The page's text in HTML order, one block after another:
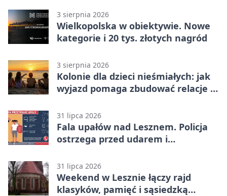
3 sierpnia 2026
Wielkopolska w obiektywie. Nowe
kategorie i 20 tys. złotych nagród
3 sierpnia 2026
Kolonie dla dzieci nieśmiałych: jak
wyjazd pomaga zbudować relacje z
31 lipca 2026
Fala upałów nad Lesznem. Policja
ostrzega przed udarem i
31 lipca 2026
Weekend w Lesznie łączy rajd
klasyków, pamięć i sąsiedzką